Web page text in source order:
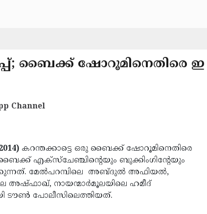
ബൈക്ക് ഷോറൂമിനെതിരെ ഇ
Channel
കറന്തക്കാട്ടെ ഒരു ബൈക്ക് ഷോറൂമിനെതിരെ
എക്‌സ്‌ചേഞ്ചിന്റെയും ബുക്കിംഗിന്റേയും
മേല്‍പറമ്പിലെ അബ്ദുല്‍ അഫിയല്‍,
അഷ്ഫാഖ്, നായന്മാര്‍മൂലയിലെ ഹമീദ്
ടൗണ്‍ പോലീസിലെത്തിയത്.